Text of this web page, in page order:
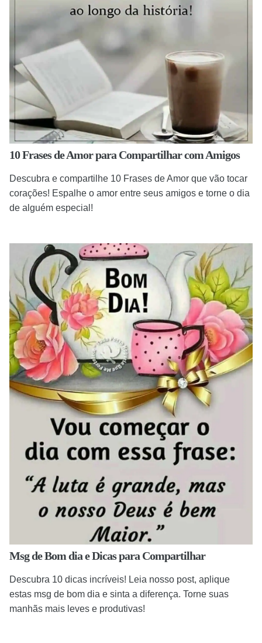
10 Frases de Amor para Compartilhar com Amigos
Descubra e compartilhe 10 Frases de Amor que vão tocar
corações! Espalhe o amor entre seus amigos e torne o dia
de alguém especial!
Msg de Bom dia e Dicas para Compartilhar
Descubra 10 dicas incríveis! Leia nosso post, aplique
estas msg de bom dia e sinta a diferença. Torne suas
manhãs mais leves e produtivas!